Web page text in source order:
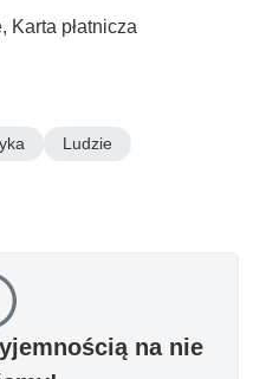
Karta płatnicza
Ludzie
na nie